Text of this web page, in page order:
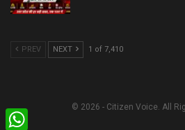
PREV NEXT 1 of 7,410
© 2026 - Citizen Voice. All